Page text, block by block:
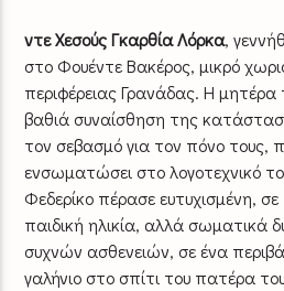
ντε Χεσούς Γκαρθία Λόρκα,
στο Φουέντε Βακέρος, μικρό
περιφέρειας Γρανάδας. Η
βαθιά συναίσθηση της
τον σεβασμό για τον πόνο τους,
ενσωματώσει στο λογοτεχνικό
Φεδερίκο πέρασε ευτυχισμένη,
παιδική ηλικία, αλλά σωματικά
συχνών ασθενειών, σε ένα
γαλήνιο στο σπίτι του πατέρα